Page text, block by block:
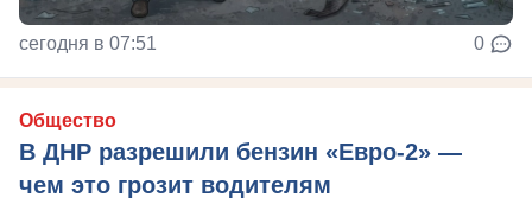
сегодня в 07:51 0
Общество
В ДНР разрешили бензин «Евро-2» —
чем это грозит водителям